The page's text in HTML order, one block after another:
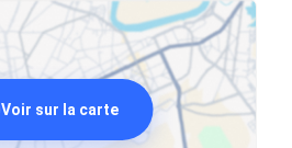
Voir sur la carte